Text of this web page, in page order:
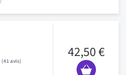
41 avis
42,50 €